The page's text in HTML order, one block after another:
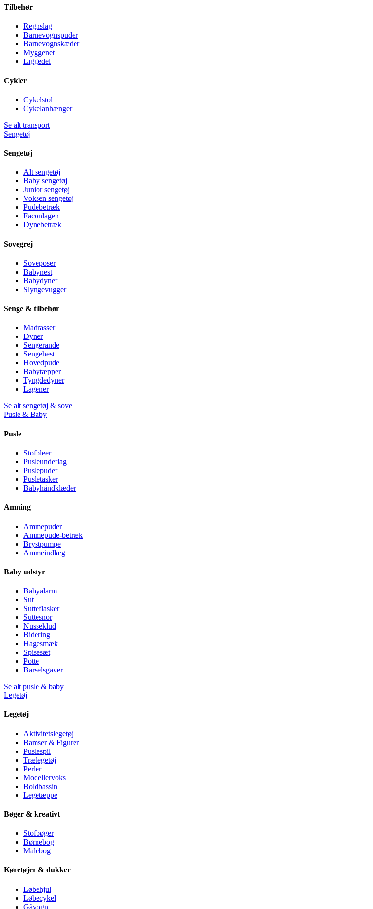
Tilbehør
Regnslag
Barnevognspuder
Barnevognskæder
Myggenet
Liggedel
Cykler
Cykelstol
Cykelanhænger
Se alt transport
Sengetøj
Sengetøj
Alt sengetøj
Baby sengetøj
Junior sengetøj
Voksen sengetøj
Pudebetræk
Faconlagen
Dynebetræk
Sovegrej
Soveposer
Babynest
Babydyner
Slyngevugger
Senge & tilbehør
Madrasser
Dyner
Sengerande
Sengehest
Hovedpude
Babytæpper
Tyngdedyner
Lagener
Se alt sengetøj & sove
Pusle & Baby
Pusle
Stofbleer
Pusleunderlag
Puslepuder
Pusletasker
Babyhåndklæder
Amning
Ammepuder
Ammepude-betræk
Brystpumpe
Ammeindlæg
Baby-udstyr
Babyalarm
Sut
Sutteflasker
Suttesnor
Nusseklud
Bidering
Hagesmæk
Spisesæt
Potte
Barselsgaver
Se alt pusle & baby
Legetøj
Legetøj
Aktivitetslegetøj
Bamser & Figurer
Puslespil
Trælegetøj
Perler
Modellervoks
Boldbassin
Legetæppe
Bøger & kreativt
Stofbøger
Børnebog
Malebog
Køretøjer & dukker
Løbehjul
Løbecykel
Gåvogn